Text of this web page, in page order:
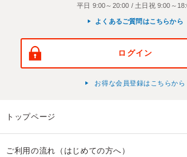
平日 9:00～20:00 / 土日祝 9:00～
よくあるご質問はこちらから
ログイン
お得な会員登録はこちらから
トップページ
ご利用の流れ（はじめての方へ）